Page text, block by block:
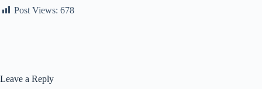
Post Views: 678
Leave a Reply